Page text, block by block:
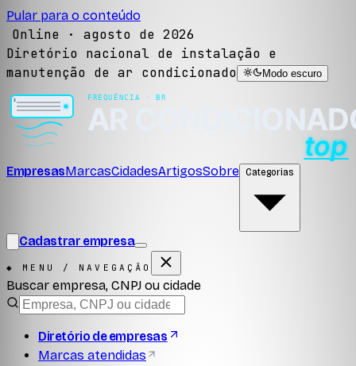
Pular para o conteúdo
Online · agosto de 2026
Diretório nacional de instalação e
manutenção de ar condicionado
Modo escuro
EmpresasMarcasCidadesArtigosSobre Categorias
Cadastrar empresa
◆ MENU / NAVEGAÇÃO
Buscar empresa, CNPJ ou cidade
Diretório de empresas
Marcas atendidas